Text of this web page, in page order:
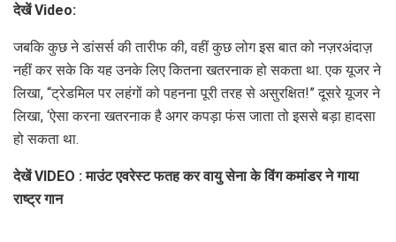
देखें Video:
जबकि कुछ ने डांसर्स की तारीफ की, वहीं कुछ लोग इस बात को नज़रअंदाज़
नहीं कर सके कि यह उनके लिए कितना खतरनाक हो सकता था. एक यूजर ने
लिखा, “ट्रेडमिल पर लहंगों को पहनना पूरी तरह से असुरक्षित!” दूसरे यूजर ने
लिखा, ‘ऐसा करना खतरनाक है अगर कपड़ा फंस जाता तो इससे बड़ा हादसा
हो सकता था.
देखें VIDEO : माउंट एवरेस्ट फतह कर वायु सेना के विंग कमांडर ने गाया
राष्ट्र गान